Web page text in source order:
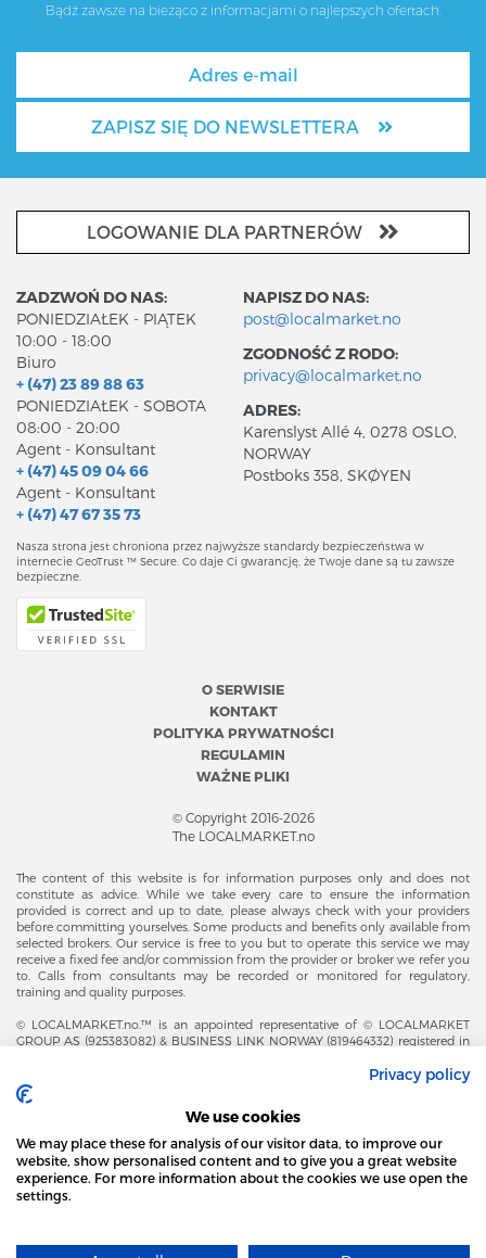
Bądź zawsze na bieżąco z informacjami o najlepszych ofertach.
ZAPISZ SIĘ DO NEWSLETTERA
LOGOWANIE DLA PARTNERÓW
ZADZWOŃ DO NAS:
PONIEDZIAŁEK - PIĄTEK
10:00 - 18:00
Biuro
+ (47) 23 89 88 63
PONIEDZIAŁEK - SOBOTA
08:00 - 20:00
Agent - Konsultant
+ (47) 45 09 04 66
Agent - Konsultant
+ (47) 47 67 35 73
NAPISZ DO NAS:
post@localmarket.no
ZGODNOŚĆ Z RODO:
privacy@localmarket.no
ADRES:
Karenslyst Allé 4, 0278 OSLO,
NORWAY
Postboks 358, SKØYEN
Nasza strona jest chroniona przez najwyższe standardy bezpieczeństwa w
internecie GeoTrust ™ Secure. Co daje Ci gwarancję, że Twoje dane są tu zawsze
bezpieczne.
O SERWISIE
KONTAKT
POLITYKA PRYWATNOŚCI
REGULAMIN
WAŻNE PLIKI
© Copyright 2016-2026
The LOCALMARKET.no
The content of this website is for information purposes only and does not
constitute as advice. While we take every care to ensure the information
provided is correct and up to date, please always check with your providers
before committing yourselves. Some products and benefits only available from
selected brokers. Our service is free to you but to operate this service we may
receive a fixed fee and/or commission from the provider or broker we refer you
to. Calls from consultants may be recorded or monitored for regulatory,
training and quality purposes.
© LOCALMARKET.no.™ is an appointed representative of © LOCALMARKET
GROUP AS (925383082) & BUSINESS LINK NORWAY (819464332) registered in
Brønnøysundregistrene. Financial & Insurance Services and Markets Authority,
and subject to limited regulation by the Financial Conduct Authority. Head
Office Adresse: Karenslyst Alle 4, 0278 Oslo – Skøyen. Post Adresse: Postboks
358, 0213 Oslo, Norway. Email Contact: post@localmarket.no. Office Contact: +
47 23 89 88 63 © Copyright 2016-2026 The LOCALMARKET GROUP ™.
DODATKOWO OD ZESPOŁU LOCALMARKET |
STRONA LOCAL MARKET WYKORZYSTUJE PLIKI
Privacy policy
We use cookies
We may place these for analysis of our visitor data, to improve our
website, show personalised content and to give you a great website
experience. For more information about the cookies we use open the
settings.